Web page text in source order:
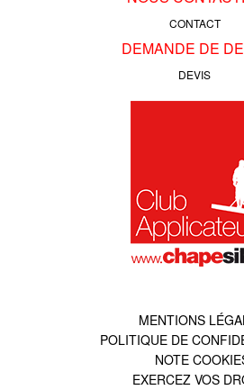
CONTACT
DEMANDE DE
DEVIS
MENTIONS
POLITIQUE DE
NOTE
EXERCEZ VOS